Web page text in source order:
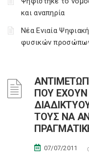
και αναπηρία
Νέα Ενιαία
φυσικών
ΠΟΥ ΕΧΟΥΝ
ΤΟΥΣ ΝΑ
07/07/2011